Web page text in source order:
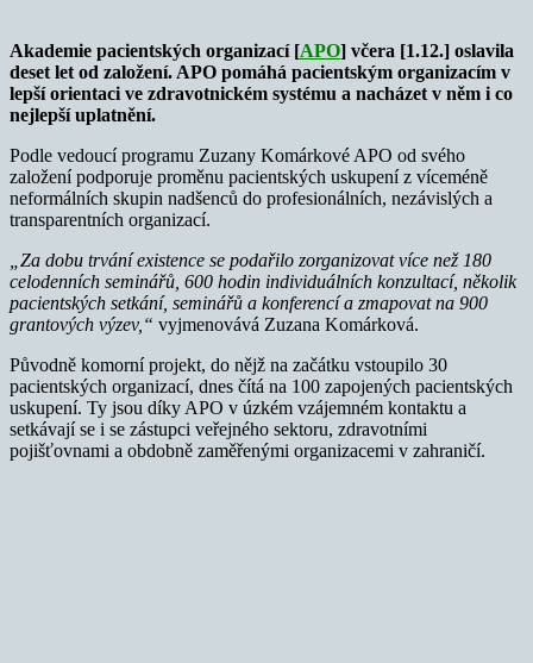
Akademie pacientských organizací [APO] včera [1.12.] oslavila
deset let od založení. APO pomáhá pacientským organizacím v
lepší orientaci ve zdravotnickém systému a nacházet v něm i co
nejlepší uplatnění.
Podle vedoucí programu Zuzany Komárkové APO od svého
založení podporuje proměnu pacientských uskupení z víceméně
neformálních skupin nadšenců do profesionálních, nezávislých a
transparentních organizací.
„Za dobu trvání existence se podařilo zorganizovat více než 180
celodenních seminářů, 600 hodin individuálních konzultací, několik
pacientských setkání, seminářů a konferencí a zmapovat na 900
grantových výzev,“ vyjmenovává Zuzana Komárková.
Původně komorní projekt, do nějž na začátku vstoupilo 30
pacientských organizací, dnes čítá na 100 zapojených pacientských
uskupení. Ty jsou díky APO v úzkém vzájemném kontaktu a
setkávají se i se zástupci veřejného sektoru, zdravotními
pojišťovnami a obdobně zaměřenými organizacemi v zahraničí.